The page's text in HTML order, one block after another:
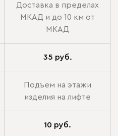
Доставка в пределах
МКАД и до 10 км от
МКАД
35 руб.
Подъем на этажи
изделия на лифте
10 руб.